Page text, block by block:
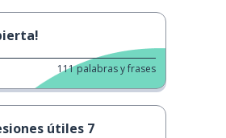
111palabras y frases
útiles 7